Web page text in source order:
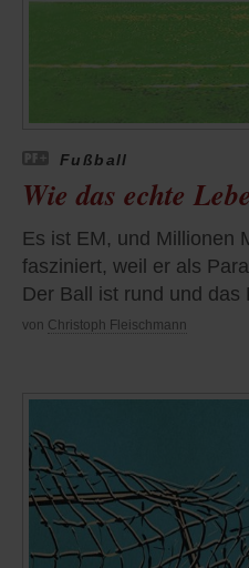
Fußball
Wie das echte
Es ist EM, und Millionen
fasziniert, weil er als
Der Ball ist rund und das
von Christoph Fleischmann